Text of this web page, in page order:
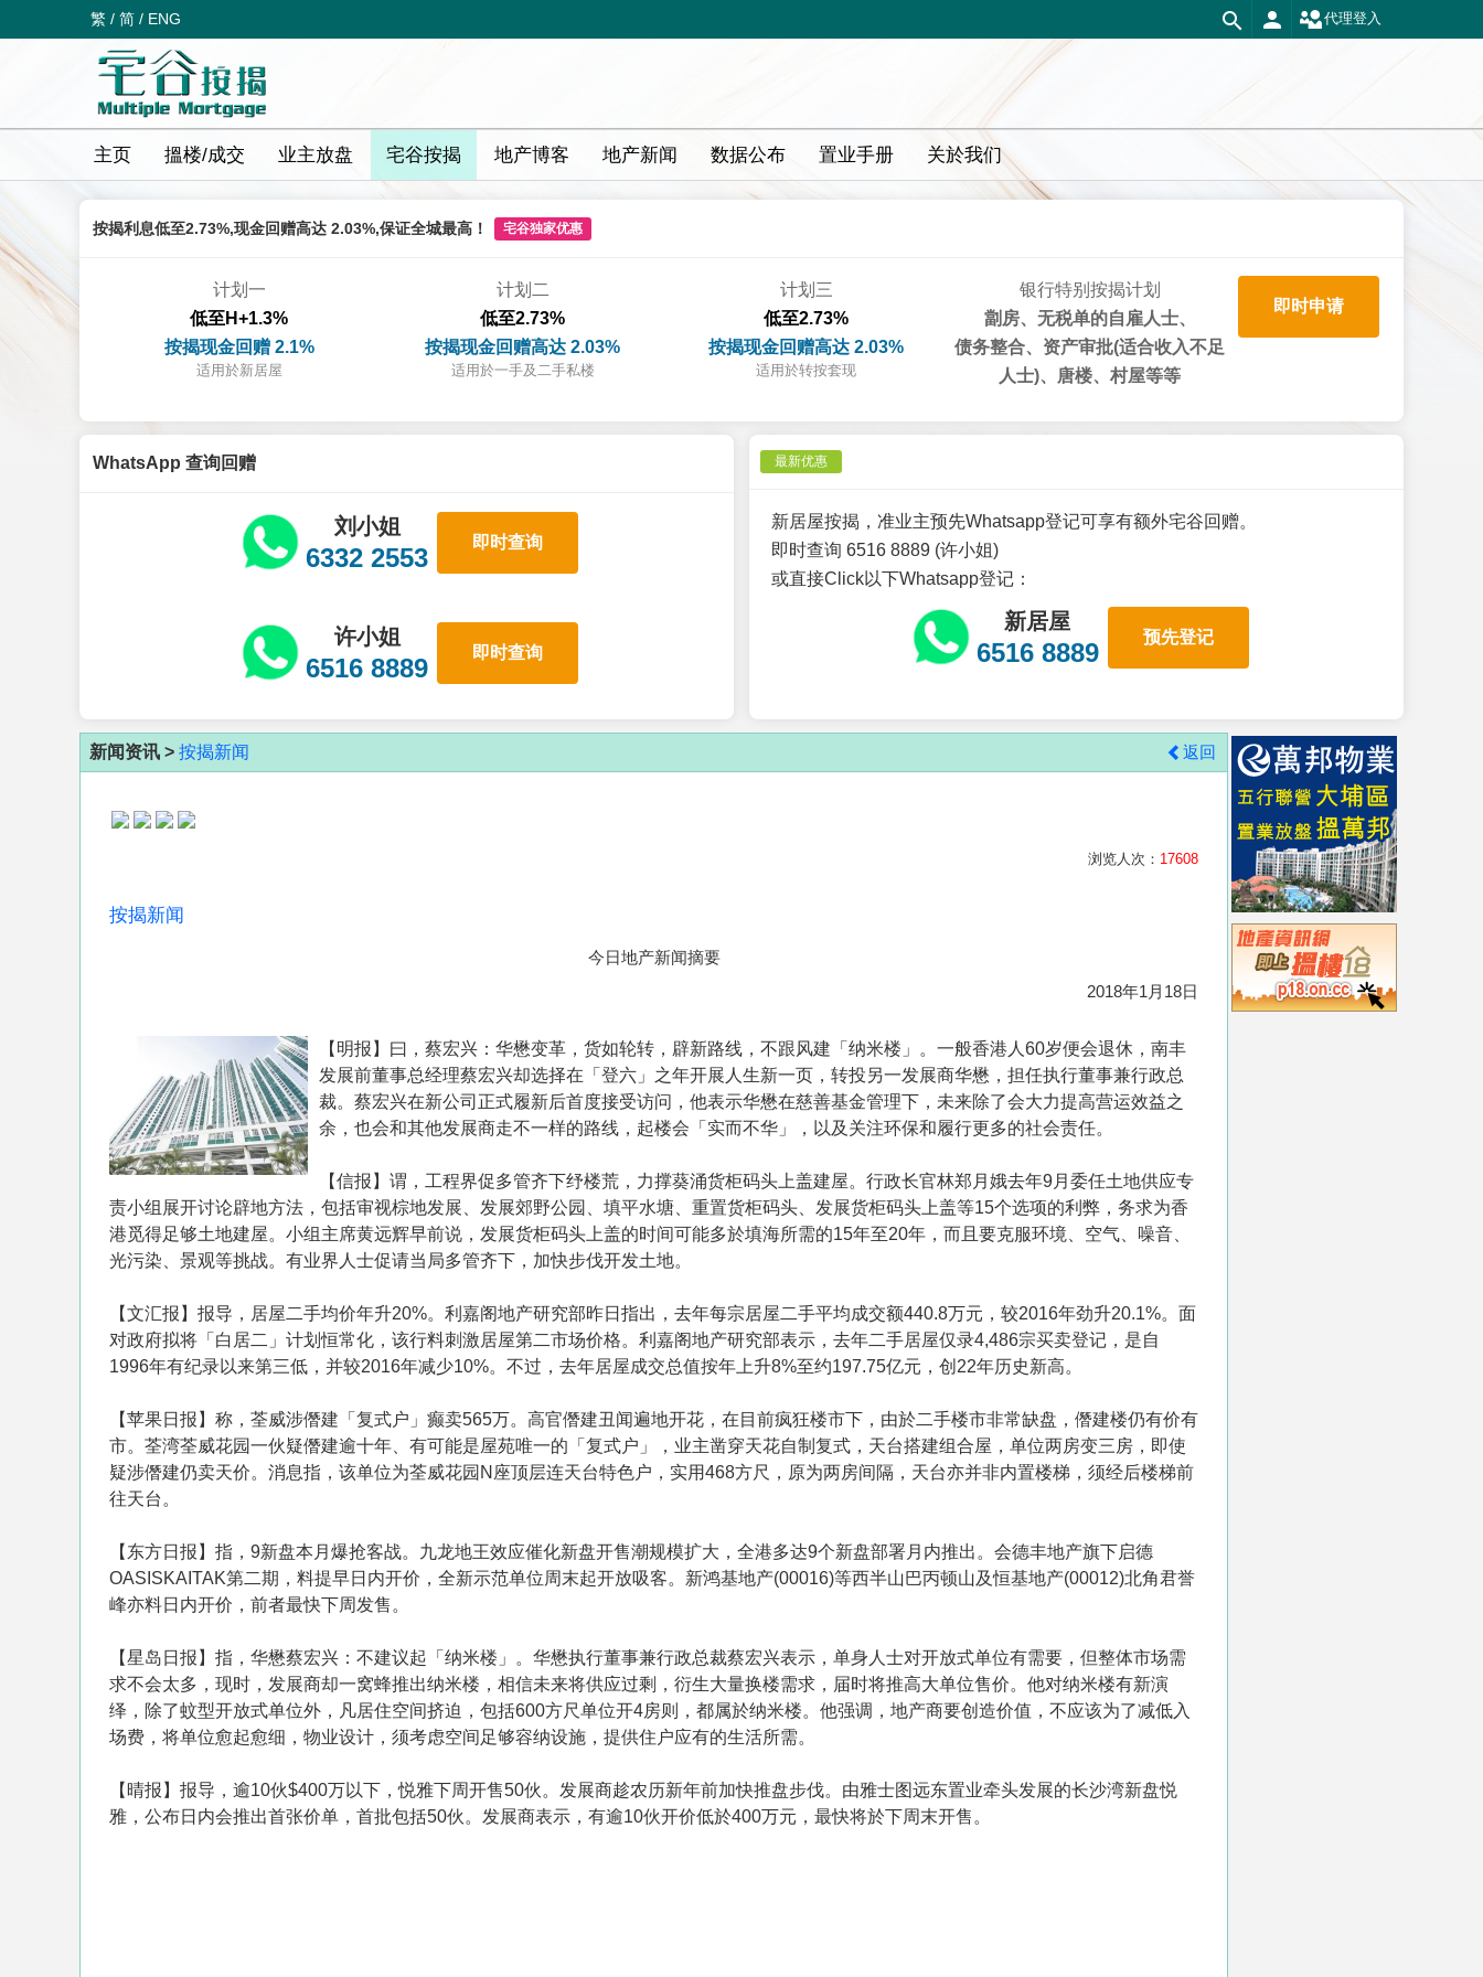
繁 / 简 / ENG 代理登入
主页 搵楼/成交 业主放盘 宅谷按揭 地产博客 地产新闻 数据公布 置业手册 关於我们
按揭利息低至2.73%,现金回赠高达 2.03%,保证全城最高！ 宅谷独家优惠
计划一
低至H+1.3%
按揭现金回赠 2.1%
适用於新居屋
计划二
低至2.73%
按揭现金回赠高达 2.03%
适用於一手及二手私楼
计划三
低至2.73%
按揭现金回赠高达 2.03%
适用於转按套现
银行特别按揭计划
劏房、无税单的自雇人士、
债务整合、资产审批(适合收入不足
人士)、唐楼、村屋等等
即时申请
WhatsApp 查询回赠
刘小姐
6332 2553
即时查询
许小姐
6516 8889
即时查询
最新优惠
新居屋按揭，准业主预先Whatsapp登记可享有额外宅谷回赠。
即时查询 6516 8889 (许小姐)
或直接Click以下Whatsapp登记：
新居屋
6516 8889
预先登记
新闻资讯 > 按揭新闻 返回
浏览人次： 17608
按揭新闻
今日地产新闻摘要
2018年1月18日
【明报】曰，蔡宏兴：华懋变革，货如轮转，辟新路线，不跟风建「纳米楼」。一般香港人60岁便会退休，南丰
发展前董事总经理蔡宏兴却选择在「登六」之年开展人生新一页，转投另一发展商华懋，担任执行董事兼行政总
裁。蔡宏兴在新公司正式履新后首度接受访问，他表示华懋在慈善基金管理下，未来除了会大力提高营运效益之
余，也会和其他发展商走不一样的路线，起楼会「实而不华」，以及关注环保和履行更多的社会责任。
【信报】谓，工程界促多管齐下纾楼荒，力撑葵涌货柜码头上盖建屋。行政长官林郑月娥去年9月委任土地供应专
责小组展开讨论辟地方法，包括审视棕地发展、发展郊野公园、填平水塘、重置货柜码头、发展货柜码头上盖等15个选项的利弊，务求为香
港觅得足够土地建屋。小组主席黄远辉早前说，发展货柜码头上盖的时间可能多於填海所需的15年至20年，而且要克服环境、空气、噪音、
光污染、景观等挑战。有业界人士促请当局多管齐下，加快步伐开发土地。
【文汇报】报导，居屋二手均价年升20%。利嘉阁地产研究部昨日指出，去年每宗居屋二手平均成交额440.8万元，较2016年劲升20.1%。面
对政府拟将「白居二」计划恒常化，该行料刺激居屋第二市场价格。利嘉阁地产研究部表示，去年二手居屋仅录4,486宗买卖登记，是自
1996年有纪录以来第三低，并较2016年减少10%。不过，去年居屋成交总值按年上升8%至约197.75亿元，创22年历史新高。
【苹果日报】称，荃威涉僭建「复式户」癫卖565万。高官僭建丑闻遍地开花，在目前疯狂楼市下，由於二手楼市非常缺盘，僭建楼仍有价有
市。荃湾荃威花园一伙疑僭建逾十年、有可能是屋苑唯一的「复式户」，业主凿穿天花自制复式，天台搭建组合屋，单位两房变三房，即使
疑涉僭建仍卖天价。消息指，该单位为荃威花园N座顶层连天台特色户，实用468方尺，原为两房间隔，天台亦并非内置楼梯，须经后楼梯前
往天台。
【东方日报】指，9新盘本月爆抢客战。九龙地王效应催化新盘开售潮规模扩大，全港多达9个新盘部署月内推出。会德丰地产旗下启德
OASISKAITAK第二期，料提早日内开价，全新示范单位周末起开放吸客。新鸿基地产(00016)等西半山巴丙顿山及恒基地产(00012)北角君誉
峰亦料日内开价，前者最快下周发售。
【星岛日报】指，华懋蔡宏兴：不建议起「纳米楼」。华懋执行董事兼行政总裁蔡宏兴表示，单身人士对开放式单位有需要，但整体市场需
求不会太多，现时，发展商却一窝蜂推出纳米楼，相信未来将供应过剩，衍生大量换楼需求，届时将推高大单位售价。他对纳米楼有新演
绎，除了蚊型开放式单位外，凡居住空间挤迫，包括600方尺单位开4房则，都属於纳米楼。他强调，地产商要创造价值，不应该为了减低入
场费，将单位愈起愈细，物业设计，须考虑空间足够容纳设施，提供住户应有的生活所需。
【晴报】报导，逾10伙$400万以下，悦雅下周开售50伙。发展商趁农历新年前加快推盘步伐。由雅士图远东置业牵头发展的长沙湾新盘悦
雅，公布日内会推出首张价单，首批包括50伙。发展商表示，有逾10伙开价低於400万元，最快将於下周末开售。